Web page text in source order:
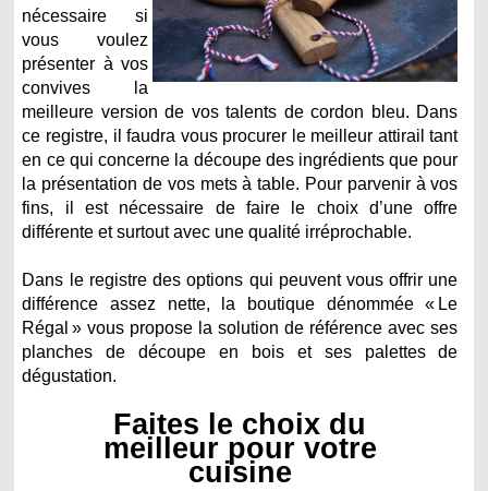
nécessaire si
vous voulez
présenter à vos
convives la
meilleure version de vos talents de cordon bleu. Dans
ce registre, il faudra vous procurer le meilleur attirail tant
en ce qui concerne la découpe des ingrédients que pour
la présentation de vos mets à table. Pour parvenir à vos
fins, il est nécessaire de faire le choix d’une offre
différente et surtout avec une qualité irréprochable.
Dans le registre des options qui peuvent vous offrir une
différence assez nette, la boutique dénommée « Le
Régal » vous propose la solution de référence avec ses
planches de découpe en bois et ses palettes de
dégustation.
Faites le choix du
meilleur pour votre
cuisine